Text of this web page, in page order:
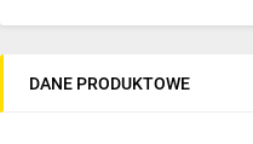
DANE PRODUKTOWE